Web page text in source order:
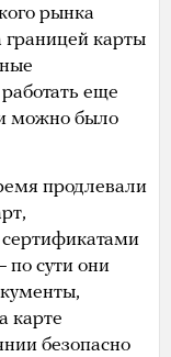
рынка
границей карты
еще
можно было
продлевали
по сути они
карте
безопасно